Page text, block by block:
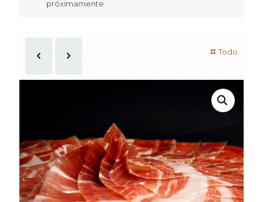
próximamente.
Todo